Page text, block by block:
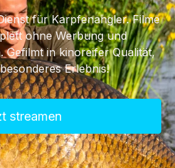
für Karpfenangler. Filme
ohne Werbung und
Gefilmt in kinoreifer Qualität,
Erlebnis!
streamen